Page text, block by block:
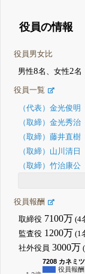
役員の情報
役員男女比
男性8名、女性2名
役員一覧
（代表）金光俊明
（取締）金光秀治
（取締）藤井直樹
（取締）山川清日
（取締）竹治康公
役員報酬
取締役 7100万 (4
監査役 1200万 (1
社外役員 3000万
7208 カネミツ
役員報酬